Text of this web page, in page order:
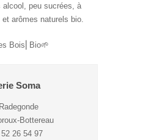
alcool, peu sucrées, à
arômes naturels bio.
Bois⎜Bio🌱
Soma
Bottereau
26 54 97